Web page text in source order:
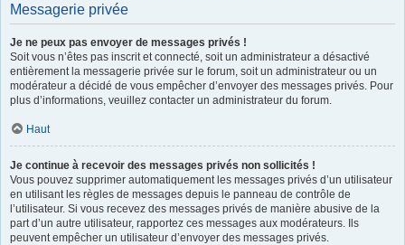
Messagerie privée
Je ne peux pas envoyer de messages privés !
Soit vous n’êtes pas inscrit et connecté, soit un administrateur a désactivé
entièrement la messagerie privée sur le forum, soit un administrateur ou un
modérateur a décidé de vous empêcher d’envoyer des messages privés. Pour
plus d’informations, veuillez contacter un administrateur du forum.
Haut
Je continue à recevoir des messages privés non sollicités !
Vous pouvez supprimer automatiquement les messages privés d’un utilisateur
en utilisant les règles de messages depuis le panneau de contrôle de
l’utilisateur. Si vous recevez des messages privés de manière abusive de la
part d’un autre utilisateur, rapportez ces messages aux modérateurs. Ils
peuvent empêcher un utilisateur d’envoyer des messages privés.